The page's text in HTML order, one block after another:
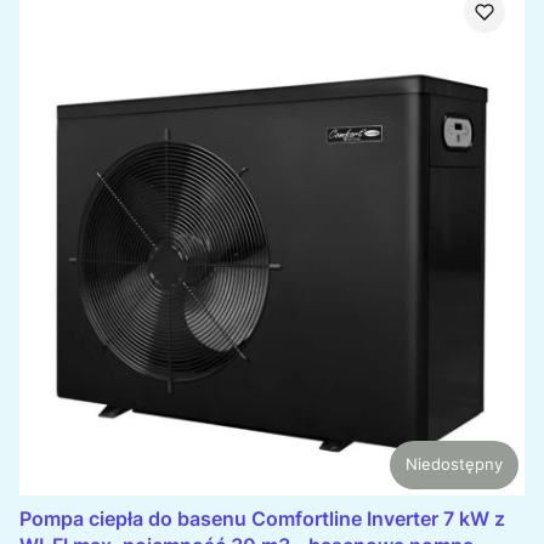
Niedostępny
Pompa ciepła do basenu Comfortline Inverter 7 kW z